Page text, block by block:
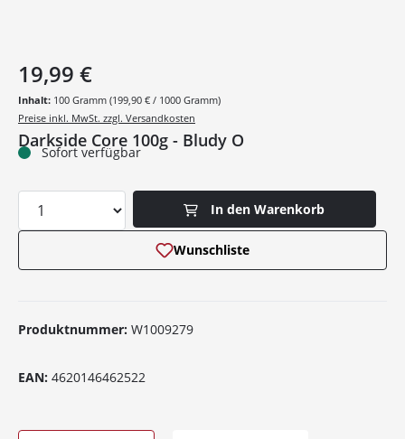
Darkside Core 100g - Bludy O
19,99 €
Inhalt: 100 Gramm (199,90 € / 1000 Gramm)
Preise inkl. MwSt. zzgl. Versandkosten
Sofort verfügbar
Produkt Anzahl: Gib den gewünschten
In den Warenkorb
Wunschliste
Produktnummer: W1009279
EAN: 4620146462522